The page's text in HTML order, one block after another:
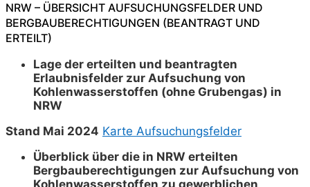
NRW – ÜBERSICHT AUFSUCHUNGSFELDER UND
BERGBAUBERECHTIGUNGEN (BEANTRAGT UND
ERTEILT)
Lage der erteilten und beantragten
Erlaubnisfelder zur Aufsuchung von
Kohlenwasserstoffen (ohne Grubengas) in
NRW
Stand Mai 2024 Karte Aufsuchungsfelder
Überblick über die in NRW erteilten
Bergbauberechtigungen zur Aufsuchung von